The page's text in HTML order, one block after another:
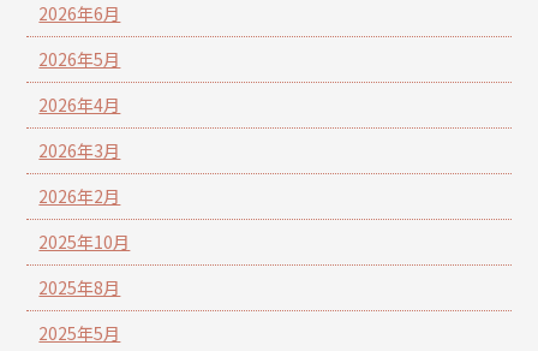
2026年6月
2026年5月
2026年4月
2026年3月
2026年2月
2025年10月
2025年8月
2025年5月